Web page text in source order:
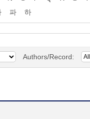
파
하
Authors/Record: